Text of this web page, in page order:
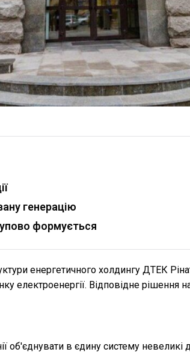
генерацію
формується
енергетичного холдингу ДТЕК
електроенергії. Відповідне рішення
об'єднувати в єдину систему невеликі